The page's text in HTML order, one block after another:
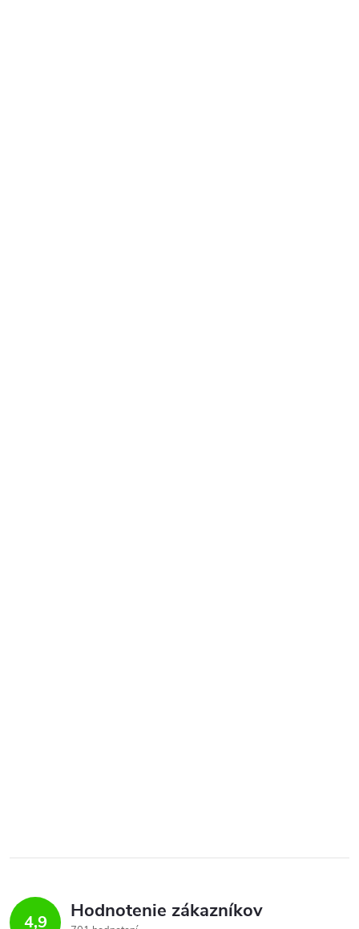
4,9 Hodnotenie zákazníkov